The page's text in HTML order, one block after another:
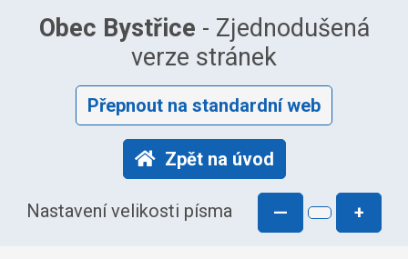
Obec Bystřice - Zjednodušená
verze stránek
Přepnout na standardní web
Zpět na úvod
Nastavení velikosti písma — +